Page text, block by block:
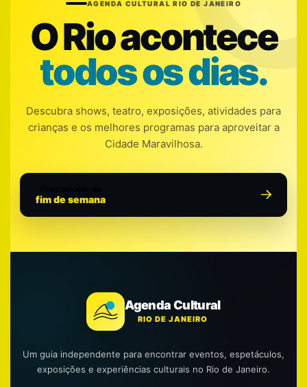
AGENDA CULTURAL RIO DE JANEIRO
O Rio acontece
todos os dias.
Descubra shows, teatro, exposições, atividades para
crianças e os melhores programas para aproveitar a
Cidade Maravilhosa.
fim de semana
Agenda Cultural
RIO DE JANEIRO
Um guia independente para encontrar eventos, espetáculos,
exposições e experiências culturais no Rio de Janeiro.